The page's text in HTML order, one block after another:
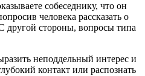
собеседнику, что он
человека рассказать о
другой стороны, вопросы типа
неподдельный интерес и
контакт или распознать